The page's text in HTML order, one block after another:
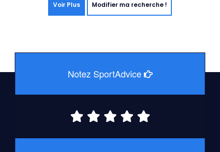
Voir Plus Modifier ma recherche !
Notez SportAdvice